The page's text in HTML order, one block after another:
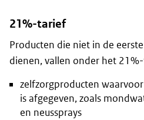
21%-tarief
Producten die niet in de
dienen, vallen onder het
zelfzorgproducten
is afgegeven, zoals
en neussprays